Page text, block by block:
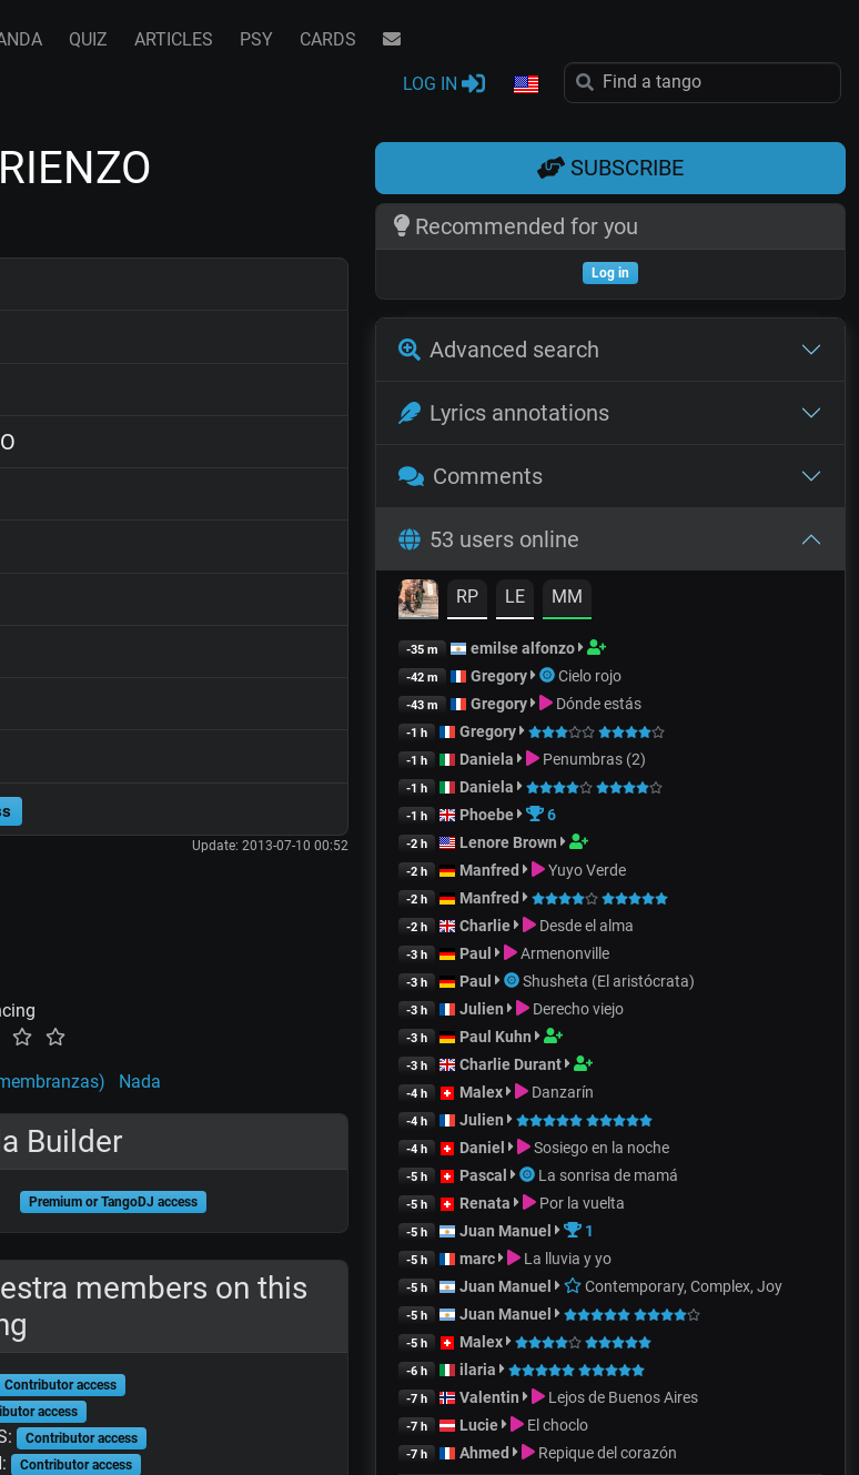
QUIZ ARTICLES PSY CARDS
LOG IN
Update: 2013-07-10 00:52
Nada
Builder
Premium or TangoDJ access
members on this
Contributor access
access
Contributor access
Contributor access
SUBSCRIBE
Recommended for you
Log in
Advanced search
Lyrics annotations
Comments
53 users online
RP LE MM
-35 m emilse alfonzo
-42 m Gregory Cielo rojo
-43 m Gregory Dónde estás
-1 h Gregory
-1 h Daniela Penumbras (2)
-1 h Daniela
-1 h Phoebe 6
-2 h Lenore Brown
-2 h Manfred Yuyo Verde
-2 h Manfred
-2 h Charlie Desde el alma
-3 h Paul Armenonville
-3 h Paul Shusheta (El aristócrata)
-3 h Julien Derecho viejo
-3 h Paul Kuhn
-3 h Charlie Durant
-4 h Malex Danzarín
-4 h Julien
-4 h Daniel Sosiego en la noche
-5 h Pascal La sonrisa de mamá
-5 h Renata Por la vuelta
-5 h Juan Manuel 1
-5 h marc La lluvia y yo
-5 h Juan Manuel Contemporary, Complex, Joy
-5 h Juan Manuel
-5 h Malex
-6 h ilaria
-7 h Valentin Lejos de Buenos Aires
-7 h Lucie El choclo
-7 h Ahmed Repique del corazón